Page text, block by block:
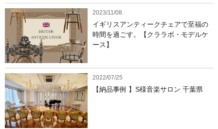
2023/11/08
イギリスアンティークチェアで至福の
時間を過ごす。【クララボ・モデルケ
ース】
2022/07/25
【納品事例 】S様音楽サロン 千葉県